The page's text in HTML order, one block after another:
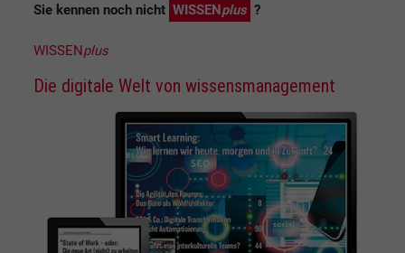
Sie kennen noch nicht WISSENplus ?
WISSENplus
Die digitale Welt von wissensmanagement